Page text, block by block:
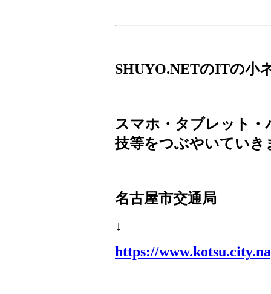
SHUYO.NETのITの小
スマホ・タブレット・
技等をつぶやいていき
名古屋市交通局
↓
https://